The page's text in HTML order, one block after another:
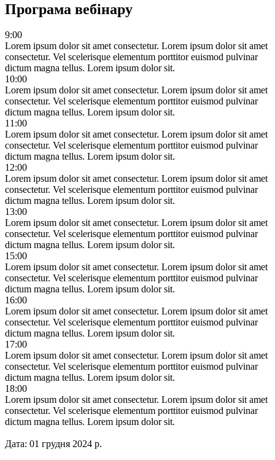
Програма вебінару
9:00
Lorem ipsum dolor sit amet consectetur. Lorem ipsum dolor sit amet
consectetur. Vel scelerisque elementum porttitor euismod pulvinar
dictum magna tellus. Lorem ipsum dolor sit.
10:00
Lorem ipsum dolor sit amet consectetur. Lorem ipsum dolor sit amet
consectetur. Vel scelerisque elementum porttitor euismod pulvinar
dictum magna tellus. Lorem ipsum dolor sit.
11:00
Lorem ipsum dolor sit amet consectetur. Lorem ipsum dolor sit amet
consectetur. Vel scelerisque elementum porttitor euismod pulvinar
dictum magna tellus. Lorem ipsum dolor sit.
12:00
Lorem ipsum dolor sit amet consectetur. Lorem ipsum dolor sit amet
consectetur. Vel scelerisque elementum porttitor euismod pulvinar
dictum magna tellus. Lorem ipsum dolor sit.
13:00
Lorem ipsum dolor sit amet consectetur. Lorem ipsum dolor sit amet
consectetur. Vel scelerisque elementum porttitor euismod pulvinar
dictum magna tellus. Lorem ipsum dolor sit.
15:00
Lorem ipsum dolor sit amet consectetur. Lorem ipsum dolor sit amet
consectetur. Vel scelerisque elementum porttitor euismod pulvinar
dictum magna tellus. Lorem ipsum dolor sit.
16:00
Lorem ipsum dolor sit amet consectetur. Lorem ipsum dolor sit amet
consectetur. Vel scelerisque elementum porttitor euismod pulvinar
dictum magna tellus. Lorem ipsum dolor sit.
17:00
Lorem ipsum dolor sit amet consectetur. Lorem ipsum dolor sit amet
consectetur. Vel scelerisque elementum porttitor euismod pulvinar
dictum magna tellus. Lorem ipsum dolor sit.
18:00
Lorem ipsum dolor sit amet consectetur. Lorem ipsum dolor sit amet
consectetur. Vel scelerisque elementum porttitor euismod pulvinar
dictum magna tellus. Lorem ipsum dolor sit.
Дата: 01 грудня 2024 р.